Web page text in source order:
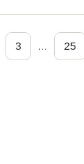
3 … 25